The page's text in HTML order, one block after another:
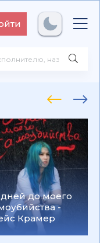
до моего
-
Крамер